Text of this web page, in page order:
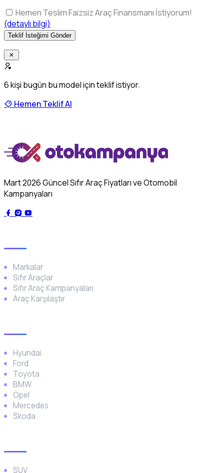
Hemen Teslim Faizsiz Araç Finansmanı İstiyorum!
(detaylı bilgi)
6kişi bugün bu model için teklif istiyor.
Hemen Teklif Al
Mart 2026 Güncel Sıfır Araç Fiyatları ve Otomobil
Kampanyaları
Markalar
Sıfır Araçlar
Sıfır Araç Kampanyaları
Araç Karşılaştır
Hyundai
Ford
Toyota
BMW
Opel
Mercedes
Skoda
SUV